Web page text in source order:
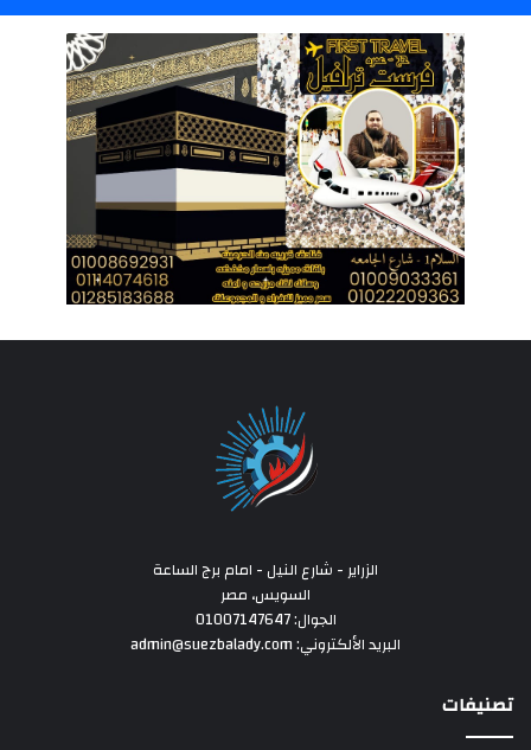
الزراير - شارع النيل - امام برج الساعة
السويس، مصر
الجوال: 01007147647
البريد الألكتروني: admin@suezbalady.com
تصنيفات